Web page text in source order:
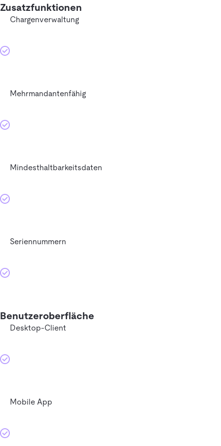
Zusatzfunktionen
Chargenverwaltung
Mehrmandantenfähig
Mindesthaltbarkeitsdaten
Seriennummern
Benutzeroberfläche
Desktop-Client
Mobile App